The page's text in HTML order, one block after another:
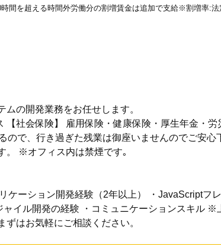
間を超える時間外労働分の割増賃金は追加で支給※割増率:
の開発業務をお任せします。
【社会保険】 雇用保険・健康保険・厚生年金・
ので、行き過ぎた残業は御座いませんのでご安
。 ※オフィス内は禁煙です｡
ケーション開発経験（2年以上） ・JavaScriptフ
ャイル開発の経験 ・コミュニケーションスキル
はお気軽にご相談ください。